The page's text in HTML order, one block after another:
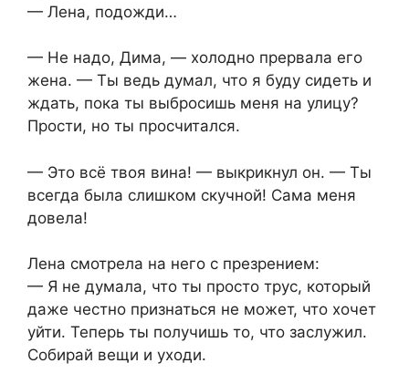
— Лена, подожди…
— Не надо, Дима, — холодно прервала его
жена. — Ты ведь думал, что я буду сидеть и
ждать, пока ты выбросишь меня на улицу?
Прости, но ты просчитался.
— Это всё твоя вина! — выкрикнул он. — Ты
всегда была слишком скучной! Сама меня
довела!
Лена смотрела на него с презрением:
— Я не думала, что ты просто трус, который
даже честно признаться не может, что хочет
уйти. Теперь ты получишь то, что заслужил.
Собирай вещи и уходи.